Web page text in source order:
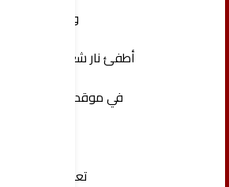
و
‏أطفئ نار شغف فؤادي
‏في موقد أحضانك .
‏تعال